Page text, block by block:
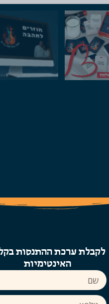
לקבלת ערכת ההתנסות
האינטימיות